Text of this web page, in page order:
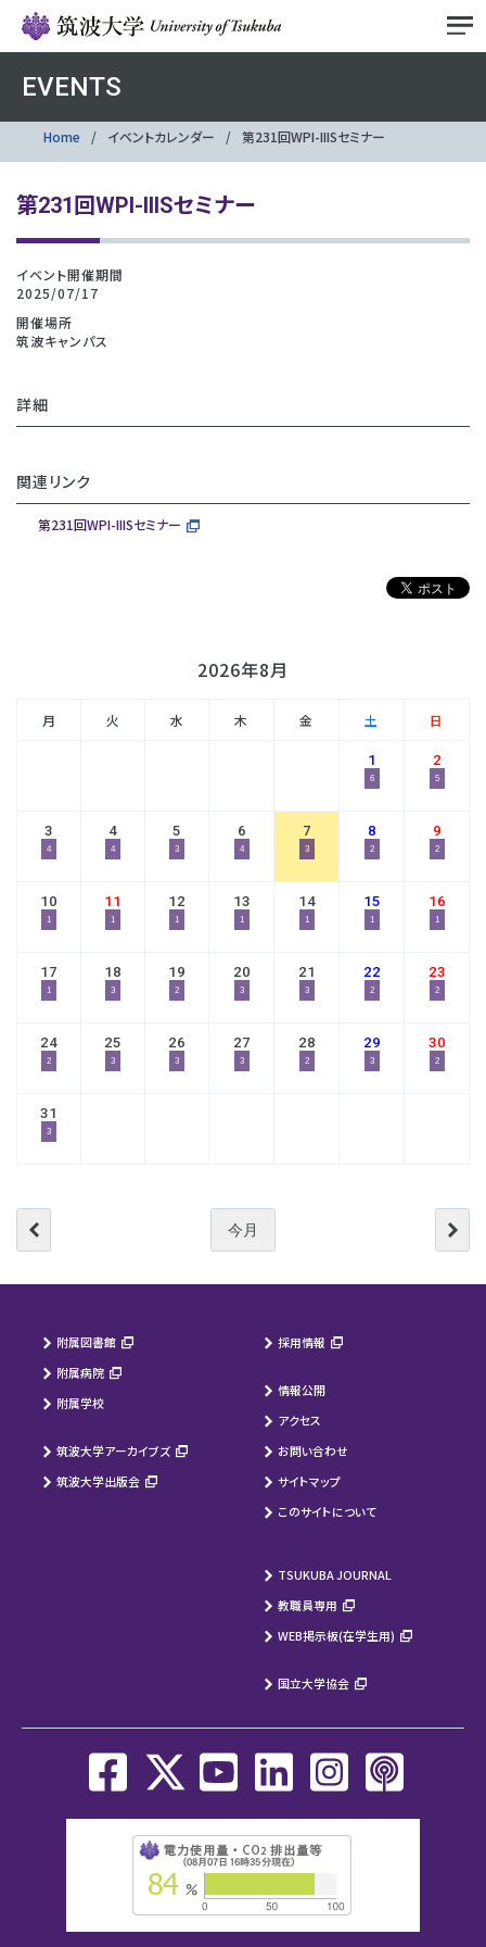
EVENTS
Home イベントカレンダー 第231回WPI-IIISセミナー
第231回WPI-IIISセミナー
イベント開催期間
2025/07/17
開催場所
筑波キャンパス
詳細
関連リンク
第231回WPI-IIISセミナー
2026年8月
月 火 水 木 金 土 日
1
6
2
5
3
4
4
4
5
3
6
4
7
3
8
2
9
2
10
1
11
1
12
1
13
1
14
1
15
1
16
1
17
1
18
3
19
2
20
3
21
3
22
2
23
2
24
2
25
3
26
3
27
3
28
2
29
3
30
2
31
3
今月
附属図書館
附属病院
附属学校
筑波大学アーカイブズ
筑波大学出版会
採用情報
情報公開
アクセス
お問い合わせ
サイトマップ
このサイトについて
TSUKUBA JOURNAL
教職員専用
WEB掲示板(在学生用)
国立大学協会